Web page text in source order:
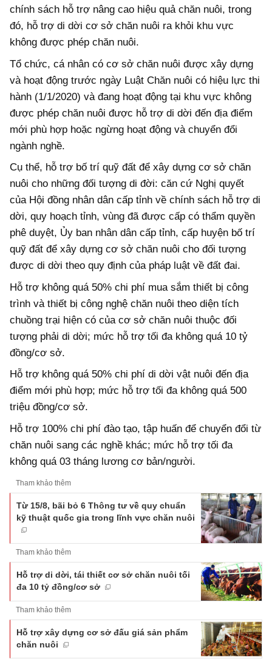
Video
Photo
chính sách hỗ trợ nâng cao hiệu quả chăn nuôi, trong
đó, hỗ trợ di dời cơ sở chăn nuôi ra khỏi khu vực
không được phép chăn nuôi.
Tổ chức, cá nhân có cơ sở chăn nuôi được xây dựng
và hoạt động trước ngày Luật Chăn nuôi có hiệu lực thi
hành (1/1/2020) và đang hoạt động tại khu vực không
được phép chăn nuôi được hỗ trợ di dời đến địa điểm
mới phù hợp hoặc ngừng hoạt động và chuyển đổi
ngành nghề.
Cụ thể, hỗ trợ bố trí quỹ đất để xây dựng cơ sở chăn
nuôi cho những đối tượng di đời: căn cứ Nghị quyết
của Hội đồng nhân dân cấp tỉnh về chính sách hỗ trợ di
dời, quy hoạch tỉnh, vùng đã được cấp có thẩm quyền
phê duyệt, Ủy ban nhân dân cấp tỉnh, cấp huyện bố trí
quỹ đất để xây dựng cơ sở chăn nuôi cho đối tượng
được di dời theo quy định của pháp luật về đất đai.
Hỗ trợ không quá 50% chi phí mua sắm thiết bị công
trình và thiết bị công nghệ chăn nuôi theo diện tích
chuồng trại hiện có của cơ sở chăn nuôi thuộc đối
tượng phải di dời; mức hỗ trợ tối đa không quá 10 tỷ
đồng/cơ sở.
Hỗ trợ không quá 50% chi phí di dời vật nuôi đến địa
điểm mới phù hợp; mức hỗ trợ tối đa không quá 500
triệu đồng/cơ sở.
Hỗ trợ 100% chi phí đào tạo, tập huấn để chuyển đổi từ
chăn nuôi sang các nghề khác; mức hỗ trợ tối đa
không quá 03 tháng lương cơ bản/người.
Tham khảo thêm
Từ 15/8, bãi bỏ 6 Thông tư về quy chuẩn
kỹ thuật quốc gia trong lĩnh vực chăn nuôi
Tham khảo thêm
Hỗ trợ di dời, tái thiết cơ sở chăn nuôi tối
đa 10 tỷ đồng/cơ sở
Tham khảo thêm
Hỗ trợ xây dựng cơ sở đấu giá sản phẩm
chăn nuôi